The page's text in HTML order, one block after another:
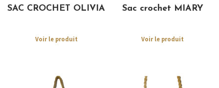
SAC CROCHET OLIVIA
Voir le produit
Sac crochet MIARY
Voir le produit